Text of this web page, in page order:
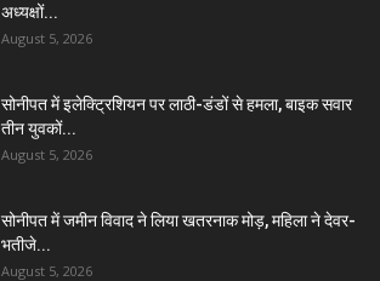
अध्यक्षों...
August 5, 2026
सोनीपत में इलेक्ट्रिशियन पर लाठी-डंडों से हमला, बाइक सवार
तीन युवकों...
August 5, 2026
सोनीपत में जमीन विवाद ने लिया खतरनाक मोड़, महिला ने देवर-
भतीजे...
August 5, 2026